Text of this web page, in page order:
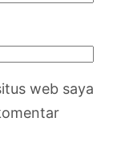
web saya